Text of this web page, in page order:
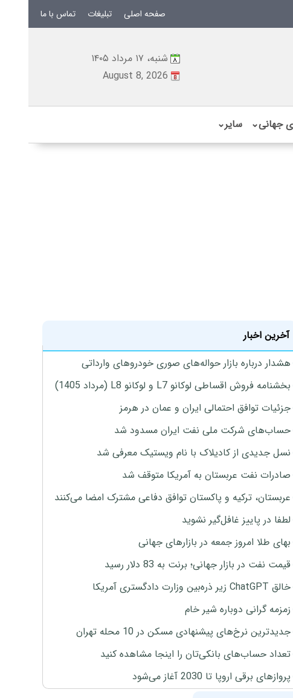
صفحه اصلی تبلیغات تماس با ما
شنبه، ۱۷ مرداد ۱۴۰۵
August 8, 2026
جهانی⌄ سایر⌄
آخرین اخبار
هشدار درباره بازار حواله‌های صوری خودروهای وارداتی
بخشنامه فروش اقساطی لوکانو L7 و لوکانو L8 (مرداد 1405)
جزئیات توافق احتمالی ایران و عمان در هرمز
حساب‌های شرکت ملی نفت ایران مسدود شد
نسل جدیدی از کادیلاک با نام ویستیک معرفی شد
صادرات نفت عربستان به آمریکا متوقف شد
عربستان، ترکیه و پاکستان توافق دفاعی مشترک امضا می‌کنند
لطفا در پاییز غافل‌گیر نشوید
بهای طلا امروز جمعه در بازارهای جهانی
قیمت نفت در بازار جهانی؛ برنت به 83 دلار رسید
خالق ChatGPT زیر ذره‌بین وزارت دادگستری آمریکا
زمزمه گرانی دوباره شیر خام
جدیدترین نرخ‌های پیشنهادی مسکن در 10 محله تهران
تعداد حساب‌های بانکی‌تان را اینجا مشاهده کنید
پروازهای برقی اروپا تا 2030 آغاز می‌شود